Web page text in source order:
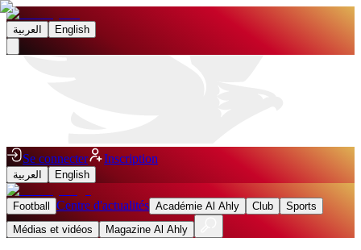
العربية English
Se connecter Inscription
العربية English
Football Centre d'actualités Académie Al Ahly Club
Sports
Médias et vidéos
Magazine Al Ahly